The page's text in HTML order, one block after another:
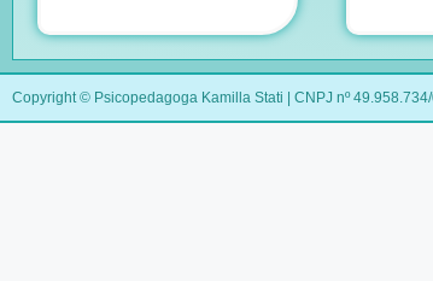
Copyright © Psicopedagoga Kamilla Stati | CNPJ nº